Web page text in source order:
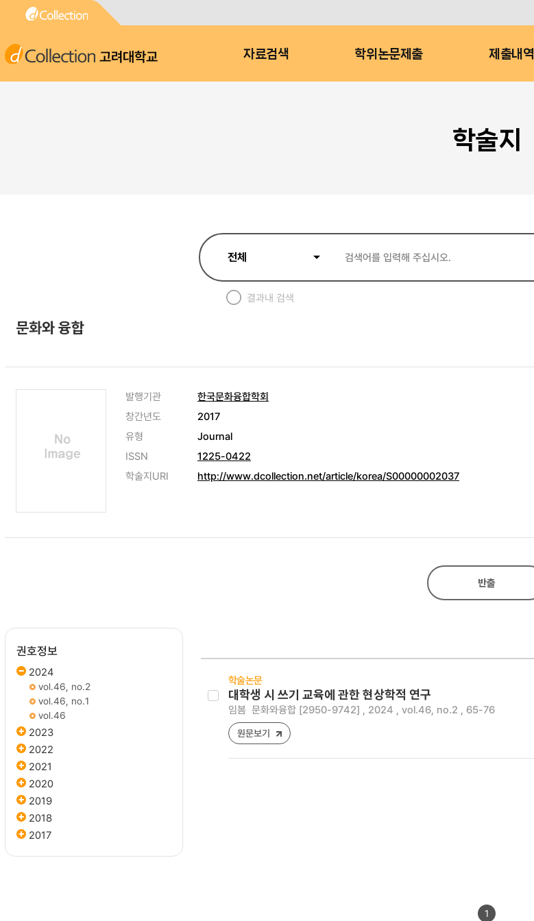
고려대학교 자료검색 학위논문제출 제출내역
학술지
결과내 검색
문화와 융합
발행기관
한국문화융합학회
창간년도
2017
유형
Journal
ISSN
1225-0422
학술지URI
http://www.dcollection.net/article/korea/S00000002037
반출
권호정보
2024
vol.46, no.2
vol.46, no.1
vol.46
2023
2022
2021
2020
2019
2018
2017
학술논문
대학생 시 쓰기 교육에 관한 현상학적 연구
임봄 문화와융합 [2950-9742] , 2024 , vol.46, no.2 , 65-76
원문보기
1